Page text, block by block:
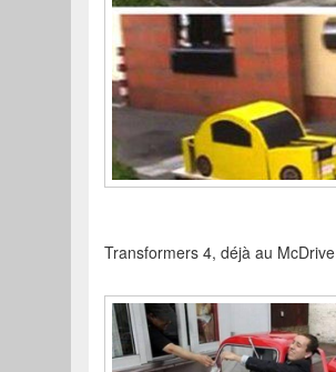
Transformers 4, déjà au McDrive